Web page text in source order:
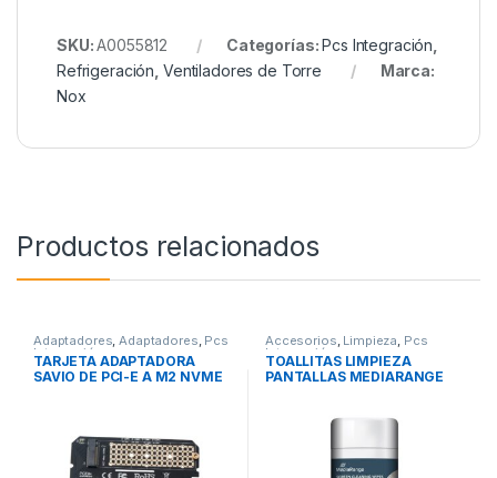
SKU:A0055812 Categorías:Pcs Integración
Refrigeración Ventiladores de Torre
Marca:
Nox
Productos relacionados
Adaptadores,Adaptadores, Pcs
Integración
TARJETA ADAPTADORA
SAVIO DE PCI-E A M2 NVME
Accesorios, Limpieza, Pcs
Integración
TOALLITAS LIMPIEZA
PANTALLAS MEDIARANGE